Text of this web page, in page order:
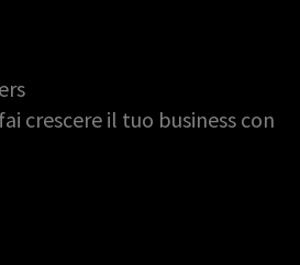
crescere il tuo business con